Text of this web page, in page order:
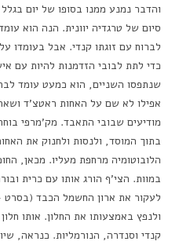
והדבר נמנע ממנו בסופו של יום
סיום של טרגדיה יוונית. הנה הוא
לברוח עם זוגתו קנדי. אבל בעומדו
כדי לתת לבובי הזדמנות להיות עם
שנתפסו השניים, הוא כמעט עומד
אפילו לא שם על האחות ראטצ'ד
מודיעים שבובי התאבד. מק'מרפי
בתוך המוסד, ולנסות ולחנוק את
הלובוטומיה מרחפת מעליו. מכאן,
במוות. הצי'ף הורג אותו עם כרית
לעקור את ארון החשמל הכבד (בסרט
ולנפץ באמצעותו את החלון. אותו
קנדי וסנדרה, הנורמליות. כנראה,